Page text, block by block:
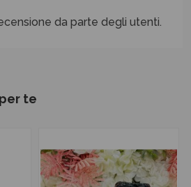
da parte degli utenti.
te